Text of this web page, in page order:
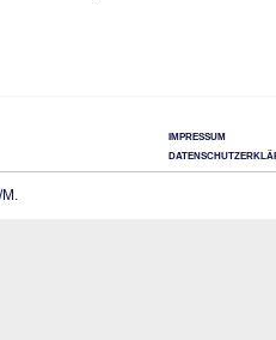
IMPRESSUM